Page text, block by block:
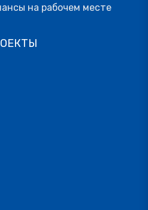
на рабочем месте